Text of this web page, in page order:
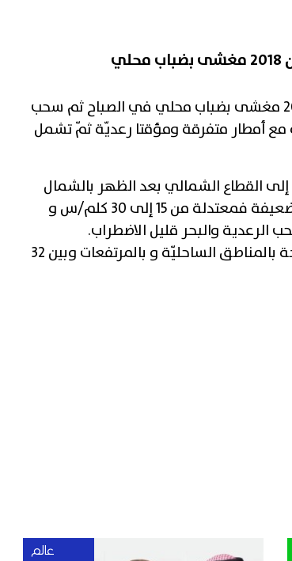
يكون طقس اليوم الجمعة 22 جوان 2018 مغشى بضباب محلي في الصباح ثم سحب
مع أمطار متفرقة ومؤقتا رعديّة ثمّ تشمل
القطاع الشمالي بعد الظهر بالشمال
والوسط ومن القطاع الشرقي بالجنوب ضعيفة فمعتدلة من 15 إلى 30 كلم/س و
.
وتتراوح الحرارة القصوى بين 26 و 31 درجة بالمناطق الساحليّة و بالمرتفعات وبين 32
عالم